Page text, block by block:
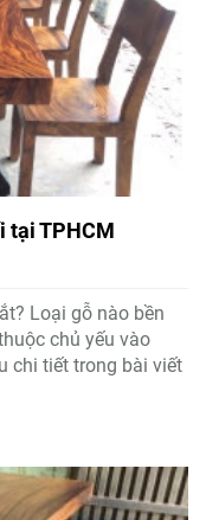
tại TPHCM
Loại gỗ nào bền
chủ yếu vào
chi tiết trong bài viết